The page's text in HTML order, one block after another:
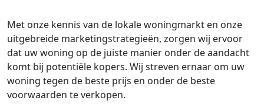
Met onze kennis van de lokale woningmarkt en onze
uitgebreide marketingstrategieën, zorgen wij ervoor
dat uw woning op de juiste manier onder de aandacht
komt bij potentiële kopers. Wij streven ernaar om uw
woning tegen de beste prijs en onder de beste
voorwaarden te verkopen.